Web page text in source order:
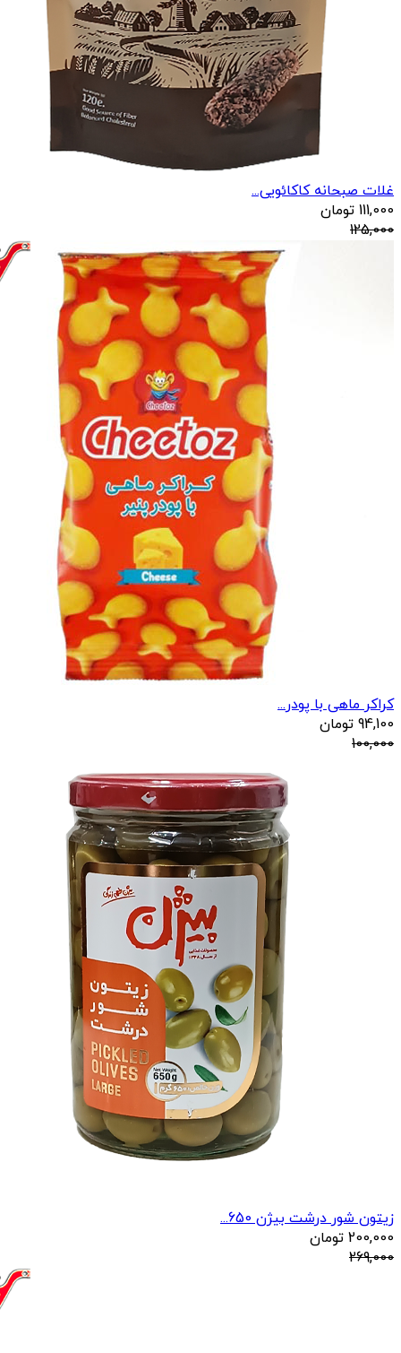
غلات صبحانه کاکائویی...
111,000 تومان
125,000
کراکر ماهی با پودر...
94,100 تومان
100,000
زیتون شور درشت بیژن 650...
200,000 تومان
269,000